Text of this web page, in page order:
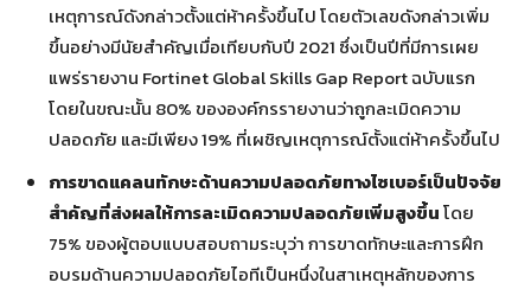
เหตุการณ์ดังกล่าวตั้งแต่ห้าครั้งขึ้นไป โดยตัวเลขดังกล่าวเพิ่ม
ขึ้นอย่างมีนัยสำคัญเมื่อเทียบกับปี 2021 ซึ่งเป็นปีที่มีการเผย
แพร่รายงาน Fortinet Global Skills Gap Report ฉบับแรก
โดยในขณะนั้น 80% ขององค์กรรายงานว่าถูกละเมิดความ
ปลอดภัย และมีเพียง 19% ที่เผชิญเหตุการณ์ตั้งแต่ห้าครั้งขึ้นไป
การขาดแคลนทักษะด้านความปลอดภัยทางไซเบอร์เป็นปัจจัย
สำคัญที่ส่งผลให้การละเมิดความปลอดภัยเพิ่มสูงขึ้นโดย
75% ของผู้ตอบแบบสอบถามระบุว่า การขาดทักษะและการฝึก
อบรมด้านความปลอดภัยไอทีเป็นหนึ่งในสาเหตุหลักของการ